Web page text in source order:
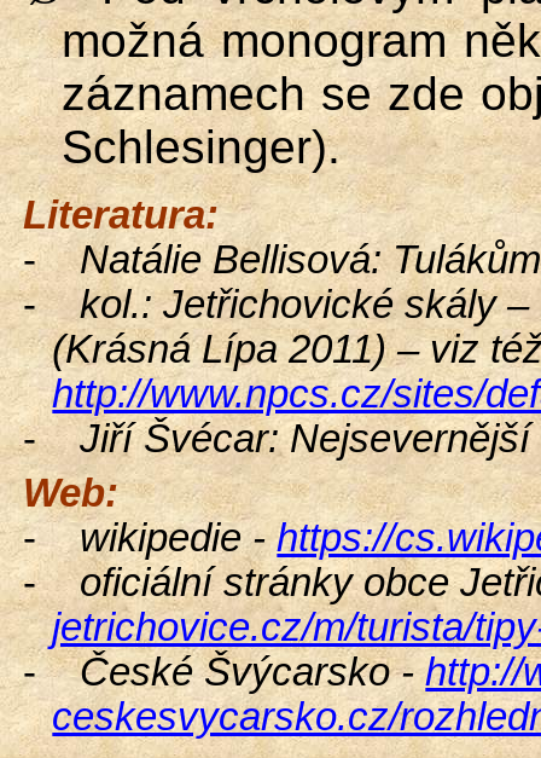
možná monogram
záznamech se zde
Schlesinger).
Literatura:
-
NatálieBellisová:
-
kol.: Jetřichovické skály
(Krásná Lípa 2011) – viz
http://www.npcs.cz/sites/
-
JiříŠvécar:
Web:
-
wikipedie -https://
-
oficiální stránky obce
jetrichovice.cz/m/turista/
-
České Švýcarsko -http://
ceskesvycarsko.cz/